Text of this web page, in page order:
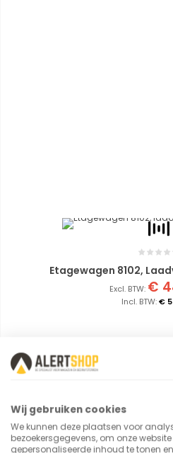
Etagewagen 8102,
€
€
Wij gebruiken cookies
We kunnen deze plaatsen voor
bezoekersgegevens, om onze website
gepersonaliseerde inhoud te tonen